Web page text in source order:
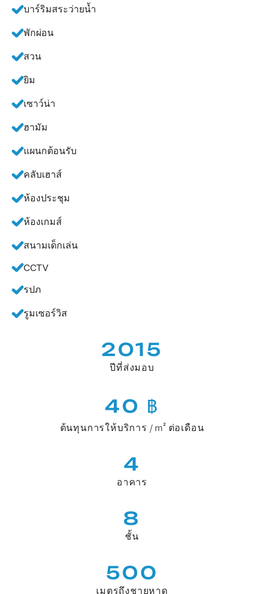
บาร์ริมสระว่ายน้ำ
พักผ่อน
สวน
ยิม
เซาว์น่า
ฮามัม
แผนกต้อนรับ
คลับเฮาส์
ห้องประชุม
ห้องเกมส์
สนามเด็กเล่น
CCTV
รปภ
รูมเซอร์วิส
2015
ปีที่ส่งมอบ
40 ฿
ต้นทุนการให้บริการ / m² ต่อเดือน
4
อาคาร
8
ชั้น
500
เมตรถึงชายหาด